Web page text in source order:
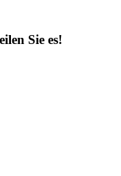
Sie es!